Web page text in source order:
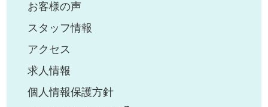
お客様の声
スタッフ情報
アクセス
求人情報
個人情報保護方針